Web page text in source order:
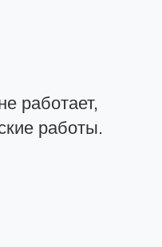
работает,
работы.